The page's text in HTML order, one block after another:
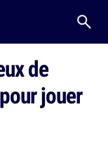
de
jouer